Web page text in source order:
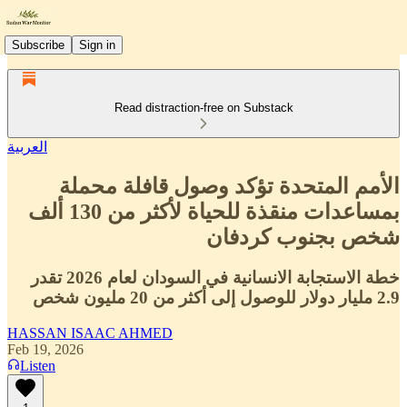
Subscribe Sign in
Read distraction-free on Substack
العربية
الأمم المتحدة تؤكد وصول قافلة محملة
بمساعدات منقذة للحياة لأكثر من 130 ألف
شخص بجنوب كردفان
خطة الاستجابة الانسانية في السودان لعام 2026 تقدر
2.9 مليار دولار للوصول إلى أكثر من 20 مليون شخص
HASSAN ISAAC AHMED
Feb 19, 2026
Listen